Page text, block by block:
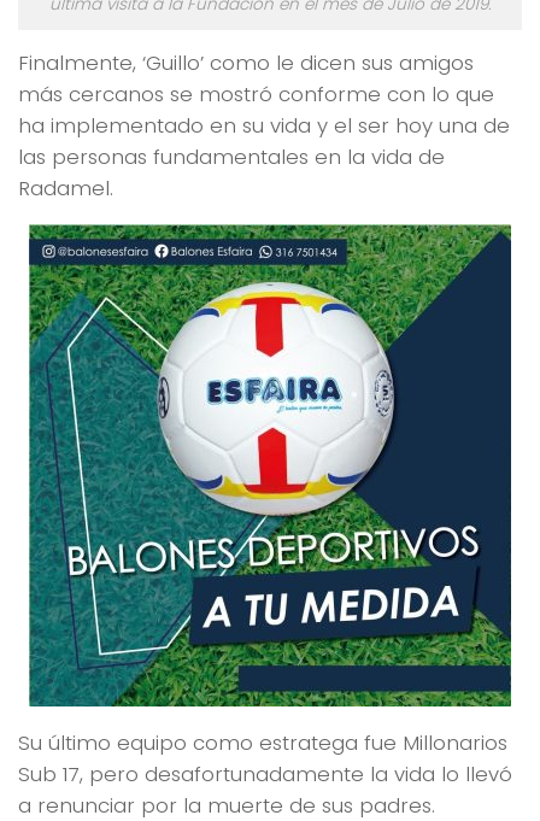
Finalmente, ‘Guillo’ como le dicen sus amigos
más cercanos se mostró conforme con lo que
ha implementado en su vida y el ser hoy una de
las personas fundamentales en la vida de
Radamel.
Su último equipo como estratega fue Millonarios
Sub 17, pero desafortunadamente la vida lo llevó
a renunciar por la muerte de sus padres.